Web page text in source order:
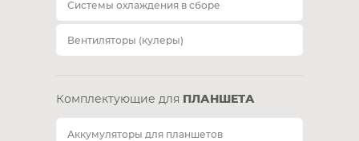
Системы охлаждения в сборе
Вентиляторы (кулеры)
Комплектующие для ПЛАНШЕТА
Аккумуляторы для планшетов